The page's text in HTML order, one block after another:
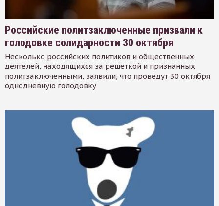
Российские политзаключенные призвали к
голодовке солидарности 30 октября
Несколько российских политиков и общественных
деятелей, находящихся за решеткой и признанных
политзаключенными, заявили, что проведут 30 октября
однодневную голодовку